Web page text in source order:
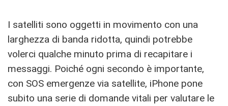
I satelliti sono oggetti in movimento con una
larghezza di banda ridotta, quindi potrebbe
volerci qualche minuto prima di recapitare i
messaggi. Poiché ogni secondo è importante,
con SOS emergenze via satellite, iPhone pone
subito una serie di domande vitali per valutare le